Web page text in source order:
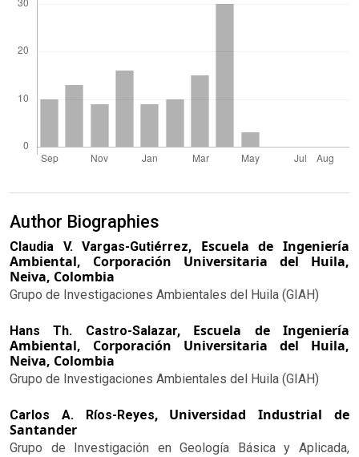
Author Biographies
Claudia V. Vargas-Gutiérrez, Escuela de Ingeniería
Ambiental, Corporación Universitaria del Huila,
Neiva, Colombia
Grupo de Investigaciones Ambientales del Huila (GIAH)
Hans Th. Castro-Salazar, Escuela de Ingeniería
Ambiental, Corporación Universitaria del Huila,
Neiva, Colombia
Grupo de Investigaciones Ambientales del Huila (GIAH)
Carlos A. Ríos-Reyes, Universidad Industrial de
Santander
Grupo de Investigación en Geología Básica y Aplicada,